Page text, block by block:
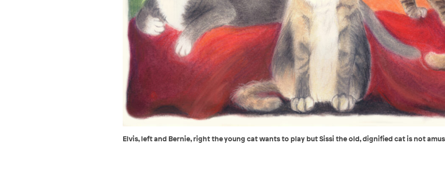
Elvis, left and Bernie, right the young cat wants to play but Sissi the old, dignified cat is not